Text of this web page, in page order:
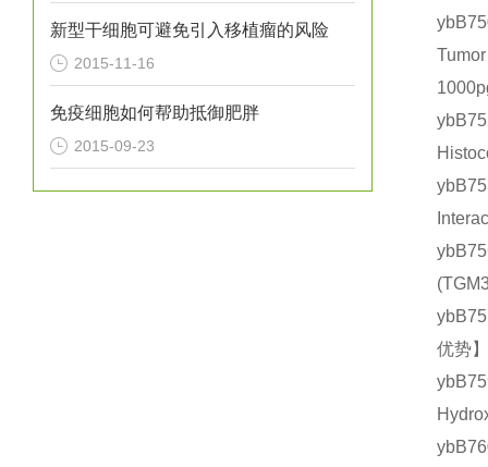
新型干细胞可避免引入移植瘤的风险
2015-11-16
免疫细胞如何帮助抵御肥胖
2015-09-23
优势